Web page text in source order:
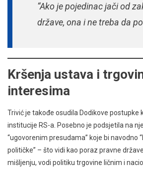
“Ako je pojedinac jači od
države, ona i ne treba da
Kršenja ustava i
interesima
Trivić je takođe osudila Dodikove postupke
institucije RS-a. Posebno je podsjetila na
“ugovorenim presudama” koje bi navodno
političke” – što vidi kao poraz pravne
mišljenju, vodi politiku trgovine ličnim i